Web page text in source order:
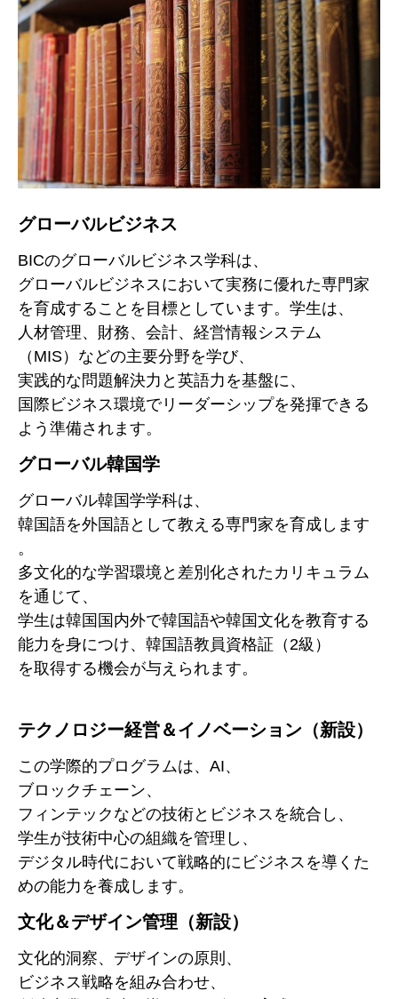
グローバルビジネス
BICのグローバルビジネス学科は、
グローバルビジネスにおいて実務に優れた専門家
を育成することを目標としています。学生は、
人材管理、財務、会計、経営情報システム
（MIS）などの主要分野を学び、
実践的な問題解決力と英語力を基盤に、
国際ビジネス環境でリーダーシップを発揮できる
よう準備されます。
グローバル韓国学
グローバル韓国学学科は、
韓国語を外国語として教える専門家を育成します
。
多文化的な学習環境と差別化されたカリキュラム
を通じて、
学生は韓国国内外で韓国語や韓国文化を教育する
能力を身につけ、韓国語教員資格証（2級）
を取得する機会が与えられます。
テクノロジー経営＆イノベーション（新設）
この学際的プログラムは、AI、
ブロックチェーン、
フィンテックなどの技術とビジネスを統合し、
学生が技術中心の組織を管理し、
デジタル時代において戦略的にビジネスを導くた
めの能力を養成します。
文化＆デザイン管理（新設）
文化的洞察、デザインの原則、
ビジネス戦略を組み合わせ、